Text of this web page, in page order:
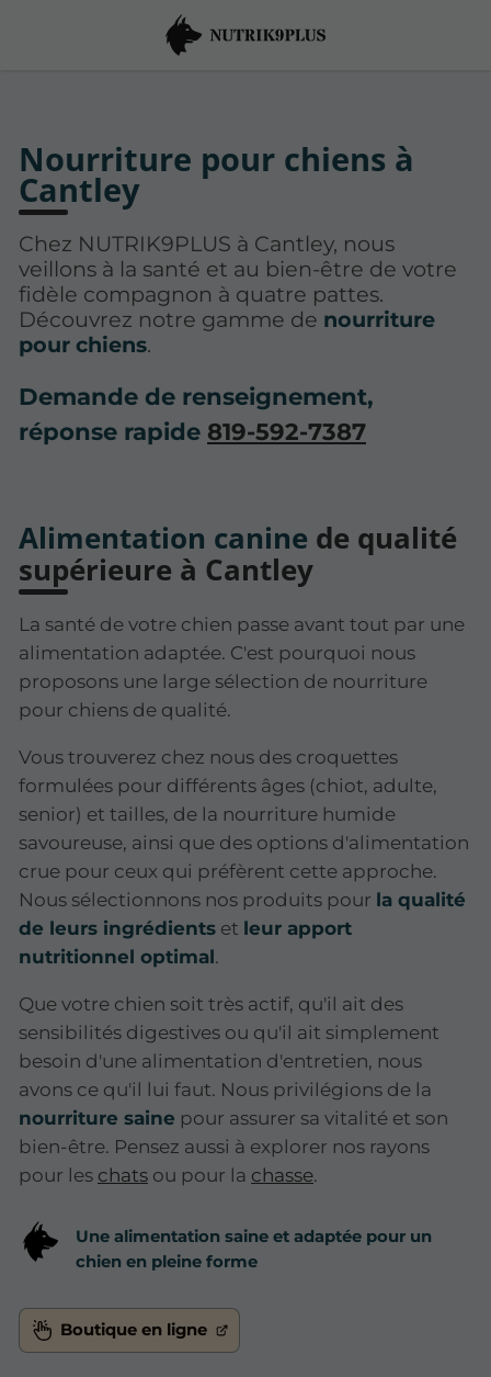
Nourriture pour chiens à
Cantley
Chez NUTRIK9PLUS à Cantley, nous
veillons à la santé et au bien-être de votre
fidèle compagnon à quatre pattes.
Découvrez notre gamme de nourriture
pour chiens.
Demande de renseignement,
réponse rapide 819-592-7387
Alimentation canine de qualité
supérieure à Cantley
La santé de votre chien passe avant tout par une
alimentation adaptée. C'est pourquoi nous
proposons une large sélection de nourriture
pour chiens de qualité.
Vous trouverez chez nous des croquettes
formulées pour différents âges (chiot, adulte,
senior) et tailles, de la nourriture humide
savoureuse, ainsi que des options d'alimentation
crue pour ceux qui préfèrent cette approche.
Nous sélectionnons nos produits pour la qualité
de leurs ingrédients et leur apport
nutritionnel optimal.
Que votre chien soit très actif, qu'il ait des
sensibilités digestives ou qu'il ait simplement
besoin d'une alimentation d'entretien, nous
avons ce qu'il lui faut. Nous privilégions de la
nourriture saine pour assurer sa vitalité et son
bien-être. Pensez aussi à explorer nos rayons
pour les chats ou pour la chasse.
Une alimentation saine et adaptée pour un
chien en pleine forme
Boutique en ligne